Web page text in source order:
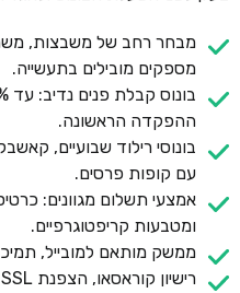
מבחר רחב של משבצות,
מספקים מובילים בתעשייה.
ההפקדה הראשונה.
בונוסי רילוד שבועיים,
עם קופות פרסים.
אמצעי תשלום מגוונים:
ומטבעות קריפטוגרפיים.
ממשק מותאם למובייל,